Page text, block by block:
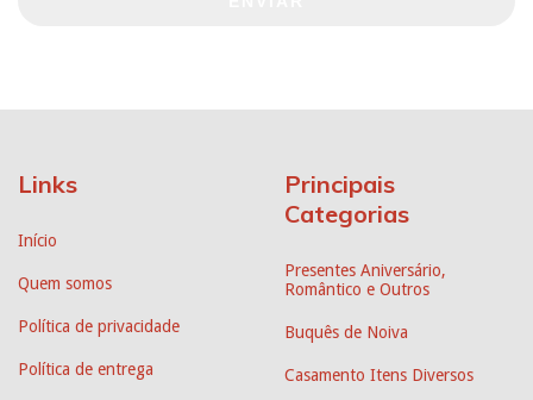
Links
Início
Quem somos
Política de privacidade
Política de entrega
Principais
Categorias
Presentes Aniversário,
Romântico e Outros
Buquês de Noiva
Casamento Itens Diversos